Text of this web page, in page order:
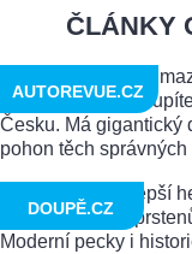
ČLÁNKY
AUTOREVUE.CZ
DOUPĚ.CZ